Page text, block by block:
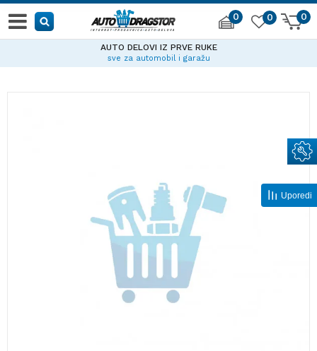
0 0
0
AUTO DELOVI IZ PRVE RUKE
sve za automobil i garažu
Uporedi